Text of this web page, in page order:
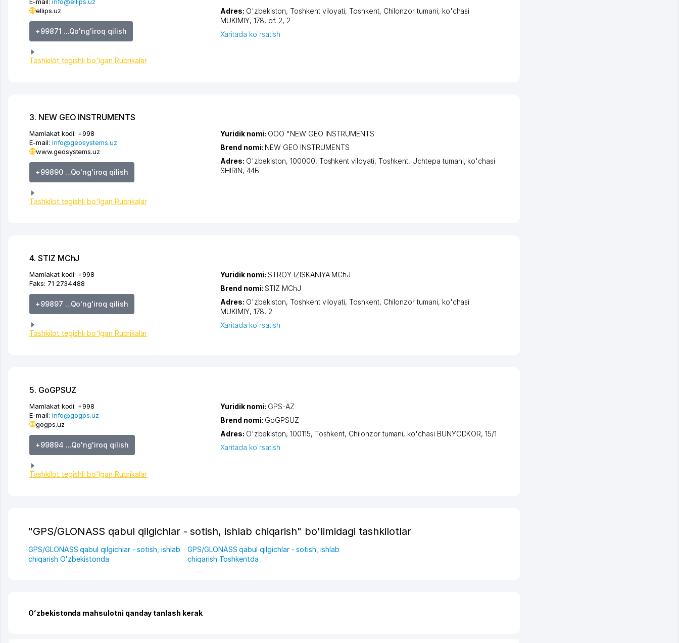
ellips.uz
+99871 ...Qo'ng'iroq qilish
Tashkilot tegishli bo'lgan Rubrikalar
Adres: O'zbekiston,Toshkent viloyati,Toshkent, Chilonzor tumani, ko'chasi
MUKIMIY, 178, of. 2, 2
Xaritada ko'rsatish
3. NEW GEO INSTRUMENTS
Mamlakat kodi: +998
E-mail: info@geosystems.uz
www.geosystems.uz
+99890 ...Qo'ng'iroq qilish
Tashkilot tegishli bo'lgan Rubrikalar
Yuridik nomi: OOO "NEW GEO INSTRUMENTS
Brend nomi: NEW GEO INSTRUMENTS
Adres: O'zbekiston, 100000, Toshkent viloyati, Toshkent, Uchtepa tumani, ko'chasi
SHIRIN, 44Б
4. STIZ MChJ
Mamlakat kodi: +998
Faks: 71 2734488
+99897 ...Qo'ng'iroq qilish
Tashkilot tegishli bo'lgan Rubrikalar
Yuridik nomi:STROY IZISKANIYA MChJ
Brend nomi:STIZ MChJ
Adres: O'zbekiston,Toshkent viloyati,Toshkent, Chilonzor tumani, ko'chasi
MUKIMIY, 178, 2
Xaritada ko'rsatish
5. GoGPSUZ
Mamlakat kodi: +998
E-mail: info@gogps.uz
gogps.uz
+99894 ...Qo'ng'iroq qilish
Tashkilot tegishli bo'lgan Rubrikalar
Yuridik nomi: GPS-AZ
Brend nomi: GoGPSUZ
Adres: O'zbekiston, 100115, Toshkent, Chilonzor tumani, ko'chasi BUNYODKOR, 15/1
Xaritada ko'rsatish
"GPS/GLONASS qabul qilgichlar - sotish, ishlab chiqarish" bo'limidagi tashkilotlar
GPS/GLONASS qabul qilgichlar - sotish, ishlab
chiqarish O'zbekistonda
GPS/GLONASS qabul qilgichlar - sotish, ishlab
chiqarish Toshkentda
Oʻzbekistonda mahsulotni qanday tanlash kerak